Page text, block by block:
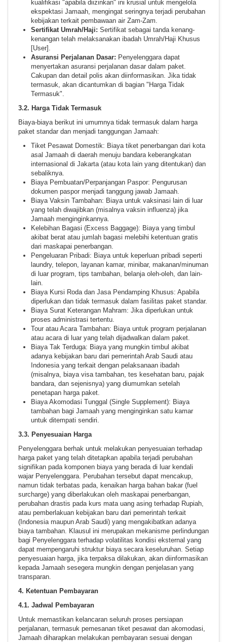
kualifikasi "apabila diizinkan" ini krusial untuk mengelola
ekspektasi Jamaah, mengingat seringnya terjadi perubahan
kebijakan terkait pembawaan air Zam-Zam.
Sertifikat Umrah/Haji: Sertifikat sebagai tanda kenang-
kenangan telah melaksanakan ibadah Umrah/Haji Khusus
[User].
Asuransi Perjalanan Dasar: Penyelenggara dapat
menyertakan asuransi perjalanan dasar dalam paket.
Cakupan dan detail polis akan diinformasikan. Jika tidak
termasuk, akan dicantumkan di bagian "Harga Tidak
Termasuk".
3.2. Harga Tidak Termasuk
Biaya-biaya berikut ini umumnya tidak termasuk dalam harga
paket standar dan menjadi tanggungan Jamaah:
Tiket Pesawat Domestik: Biaya tiket penerbangan dari kota
asal Jamaah di daerah menuju bandara keberangkatan
internasional di Jakarta (atau kota lain yang ditentukan) dan
sebaliknya.
Biaya Pembuatan/Perpanjangan Paspor: Pengurusan
dokumen paspor menjadi tanggung jawab Jamaah.
Biaya Vaksin Tambahan: Biaya untuk vaksinasi lain di luar
yang telah diwajibkan (misalnya vaksin influenza) jika
Jamaah menginginkannya.
Kelebihan Bagasi (Excess Baggage): Biaya yang timbul
akibat berat atau jumlah bagasi melebihi ketentuan gratis
dari maskapai penerbangan.
Pengeluaran Pribadi: Biaya untuk keperluan pribadi seperti
laundry, telepon, layanan kamar, minibar, makanan/minuman
di luar program, tips tambahan, belanja oleh-oleh, dan lain-
lain.
Biaya Kursi Roda dan Jasa Pendamping Khusus: Apabila
diperlukan dan tidak termasuk dalam fasilitas paket standar.
Biaya Surat Keterangan Mahram: Jika diperlukan untuk
proses administrasi tertentu.
Tour atau Acara Tambahan: Biaya untuk program perjalanan
atau acara di luar yang telah dijadwalkan dalam paket.
Biaya Tak Terduga: Biaya yang mungkin timbul akibat
adanya kebijakan baru dari pemerintah Arab Saudi atau
Indonesia yang terkait dengan pelaksanaan ibadah
(misalnya, biaya visa tambahan, tes kesehatan baru, pajak
bandara, dan sejenisnya) yang diumumkan setelah
penetapan harga paket.
Biaya Akomodasi Tunggal (Single Supplement): Biaya
tambahan bagi Jamaah yang menginginkan satu kamar
untuk ditempati sendiri.
3.3. Penyesuaian Harga
Penyelenggara berhak untuk melakukan penyesuaian terhadap
harga paket yang telah ditetapkan apabila terjadi perubahan
signifikan pada komponen biaya yang berada di luar kendali
wajar Penyelenggara. Perubahan tersebut dapat mencakup,
namun tidak terbatas pada, kenaikan harga bahan bakar (fuel
surcharge) yang diberlakukan oleh maskapai penerbangan,
perubahan drastis pada kurs mata uang asing terhadap Rupiah,
atau pemberlakuan kebijakan baru dari pemerintah terkait
(Indonesia maupun Arab Saudi) yang mengakibatkan adanya
biaya tambahan. Klausul ini merupakan mekanisme perlindungan
bagi Penyelenggara terhadap volatilitas kondisi eksternal yang
dapat mempengaruhi struktur biaya secara keseluruhan. Setiap
penyesuaian harga, jika terpaksa dilakukan, akan diinformasikan
kepada Jamaah sesegera mungkin dengan penjelasan yang
transparan.
4. Ketentuan Pembayaran
4.1. Jadwal Pembayaran
Untuk memastikan kelancaran seluruh proses persiapan
perjalanan, termasuk pemesanan tiket pesawat dan akomodasi,
Jamaah diharapkan melakukan pembayaran sesuai dengan